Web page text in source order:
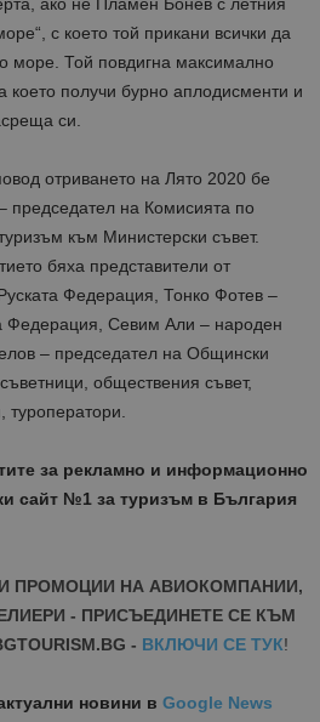
ако не Пламен Бонев с летния
с което той прикани всички да
море. Той повдигна максимално
което получи бурно аплодисменти и
си.
отриването на Лято 2020 бе
председател на Комисията по
към Министерски съвет.
бяха представители от
Федерация, Тонко Фотев –
Федерация, Севим Али – народен
– председател на Общински
обществения съвет,
туроператори.
за рекламно и информационно
сайт №1 за туризъм в България
ПРОМОЦИИ НА АВИОКОМПАНИИ,
- ПРИСЪЕДИНЕТЕ СЕ КЪМ
- ВКЛЮЧИ СЕ ТУК!
новини в Google News